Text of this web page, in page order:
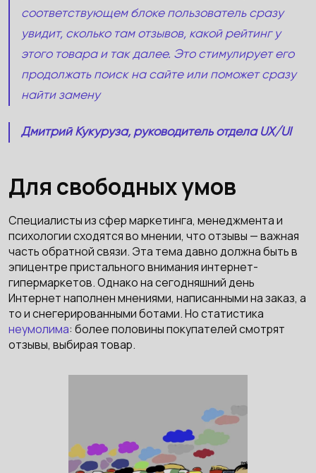
соответствующем блоке пользователь сразу
увидит, сколько там отзывов, какой рейтинг у
этого товара и так далее. Это стимулирует его
продолжать поиск на сайте или поможет сразу
найти замену
Дмитрий Кукуруза, руководитель отдела UX/UI
Для свободных умов
Специалисты из сфер маркетинга, менеджмента и
психологии сходятся во мнении, что отзывы — важная
часть обратной связи. Эта тема давно должна быть в
эпицентре пристального внимания интернет-
гипермаркетов. Однако на сегодняшний день
Интернет наполнен мнениями, написанными на заказ, а
то и снегерированными ботами. Но статистика
неумолима: более половины покупателей смотрят
отзывы, выбирая товар.